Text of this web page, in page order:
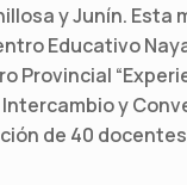
y Junín. Esta
Educativo
Provincial
Intercambio y
de 40